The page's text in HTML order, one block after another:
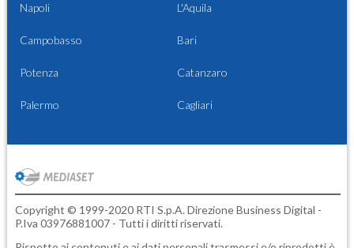
Napoli L'Aquila
Campobasso Bari
Potenza Catanzaro
Palermo Cagliari
Copyright © 1999-2020 RTI S.p.A. Direzione Business Digital -
P.Iva 03976881007 - Tutti i diritti riservati.